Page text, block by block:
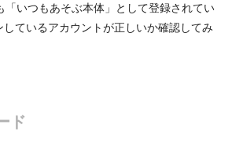
いつもあそぶ本体」として登録されてい
しているアカウントが正しいか確認してみ
ド